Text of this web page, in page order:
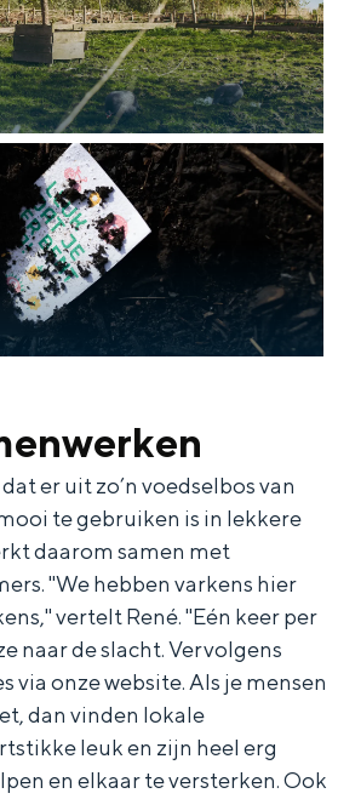
er uit zo’n voedselbos van
te gebruiken is in lekkere
daarom samen met
"We hebben varkens hier
vertelt René. "Eén keer per
naar de slacht. Vervolgens
via onze website. Als je mensen
dan vinden lokale
leuk en zijn heel erg
en elkaar te versterken. Ook